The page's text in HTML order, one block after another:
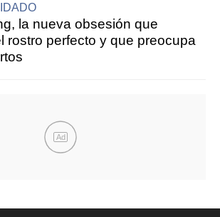
la nueva obsesión que
rostro perfecto y que preocupa
Ad